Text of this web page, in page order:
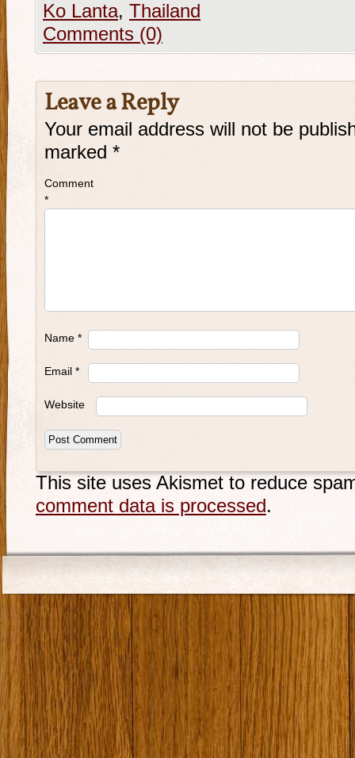
Ko Lanta, Thailand
Comments (0)
Leave a Reply
Your email address will not be
marked *
Comment
*
Name *
Email *
Website
This site uses Akismet to reduce
comment data is processed.